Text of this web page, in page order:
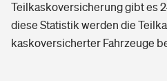
Teilkaskoversicherung gibt es
diese Statistik werden die
kaskoversicherter Fahrzeuge